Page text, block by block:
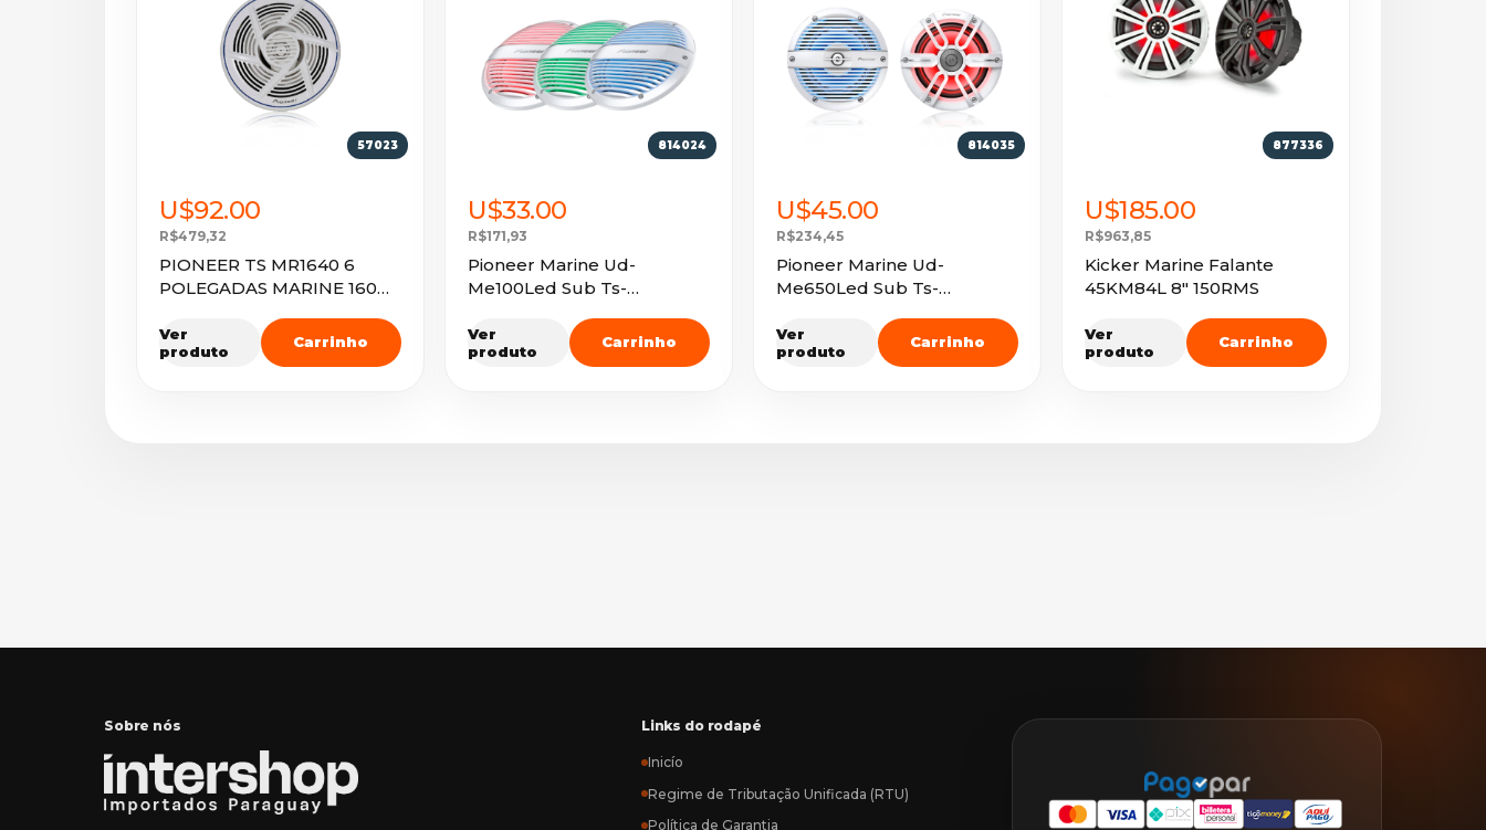
57023
U$92.00
R$479,32
PIONEER TS MR1640 6
POLEGADAS MARINE 160W
Ver
produto
Carrinho
814024
U$33.00
R$171,93
Pioneer Marine Ud-
Me100Led Sub Ts-
Ver
produto
Carrinho
814035
U$45.00
R$234,45
Pioneer Marine Ud-
Me650Led Sub Ts-
Ver
produto
Carrinho
877336
U$185.00
R$963,85
Kicker Marine Falante
45KM84L 8" 150RMS
Ver
produto
Carrinho
Sobre nós Links do rodapé
Inicío
Regime de Tributação Unificada (RTU)
Política de Garantia